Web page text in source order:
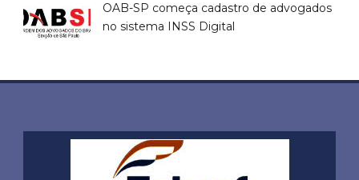
OAB-SP começa cadastro de advogados
no sistema INSS Digital